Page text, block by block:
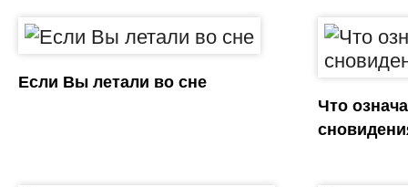
Если Вы летали во сне
Что